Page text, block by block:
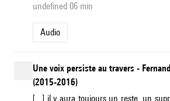
undefined 06 min
Audio
Une voix persiste au travers -
(2015-2016)
[...] il y aura toujours un reste, un